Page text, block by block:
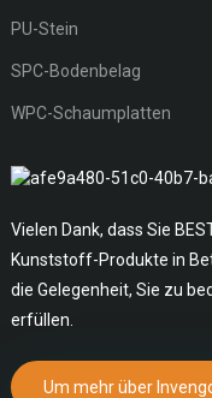
PU-Stein
SPC-Bodenbelag
WPC-Schaumplatten
Vielen Dank, dass Sie
Kunststoff-Produkte in
die Gelegenheit, Sie zu
erfüllen.
Um mehr über